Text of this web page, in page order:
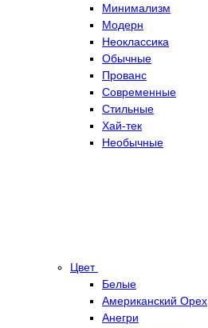
Минимализм
Модерн
Неоклассика
Обычные
Прованс
Современные
Стильные
Хай-тек
Необычные
Цвет
Белые
Американский Орех
Анегри